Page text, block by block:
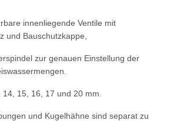
innenliegende Ventile mit
und Bauschutzkappe,
zur genauen Einstellung der
rmengen.
15, 16, 17 und 20 mm.
und Kugelhähne sind separat zu